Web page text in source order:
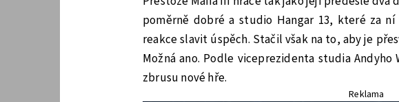
poměrně dobré a studio Hangar 13, které za
reakce slavit úspěch. Stačil však na to, aby je
Možná ano. Podle viceprezidenta studia
zbrusu nové hře.
Reklama